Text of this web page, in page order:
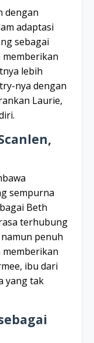
dengan
adaptasi
sebagai
lebih
nya dengan
Laurie,
sempurna
Beth
terhubung
penuh
memberikan
ibu dari
yang tak